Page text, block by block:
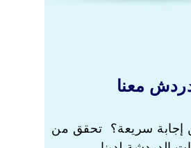
معنا
سريعة؟ تحقق من